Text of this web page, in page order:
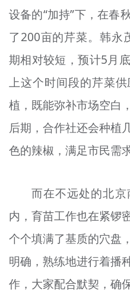
设备的“加持”下，在春
了200亩的芹菜。韩永
期相对较短，预计5月
上这个时间段的芹菜
植，既能弥补市场空白
后期，合作社还会种植
色的辣椒，满足市民需
而在不远处的北
内，育苗工作也在紧锣
个个填满了基质的穴盘
明确，熟练地进行着播
作，大家配合默契，确